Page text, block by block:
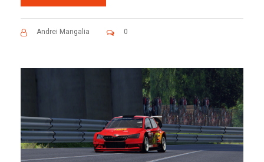
Andrei Mangalia 0